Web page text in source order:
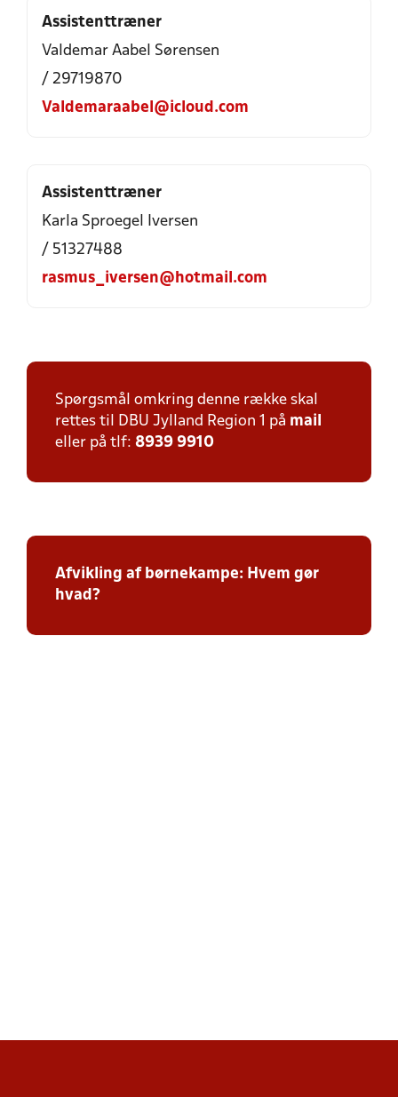
Assistenttræner
Valdemar Aabel Sørensen
/ 29719870
Valdemaraabel@icloud.com
Assistenttræner
Karla Sproegel Iversen
/ 51327488
rasmus_iversen@hotmail.com
Spørgsmål omkring denne række skal
rettes til DBU Jylland Region 1 på mail
eller på tlf: 8939 9910
Afvikling af børnekampe: Hvem gør
hvad?